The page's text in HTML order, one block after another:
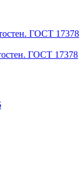
ГОСТ 17378
ГОСТ 17378